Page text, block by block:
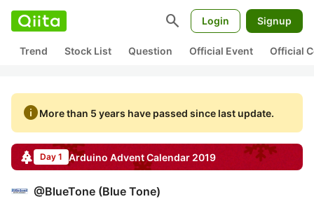
search Login Signup
Trend Stock List Question Official Event Official
infoMore than 5 years have passed since last update.
Day 1 Arduino Advent Calendar 2019
@BlueTone (Blue Tone)